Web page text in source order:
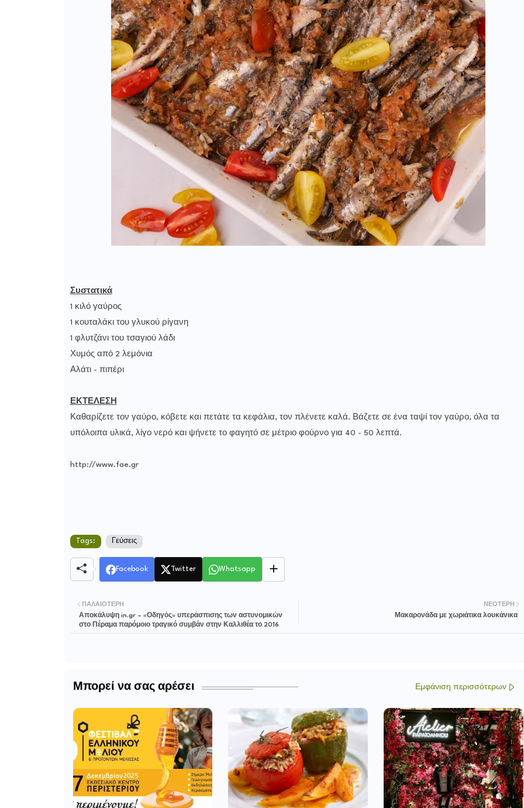
Συστατικά
1 κιλό γαύρος
1 κουταλάκι του γλυκού ρίγανη
1 φλυτζάνι του τσαγιού λάδι
Χυμός από 2 λεμόνια
Αλάτι - πιπέρι
ΕΚΤΕΛΕΣΗ
Καθαρίζετε τον γαύρο, κόβετε και πετάτε τα κεφάλια, τον πλένετε καλά. Βάζετε σε ένα ταψί τον γαύρο, όλα τα
υπόλοιπα υλικά, λίγο νερό και ψήνετε το φαγητό σε μέτριο φούρνο για 40 - 50 λεπτά.
http://www.fae.gr
Tags: Γεύσεις
Facebook Twitter Whatsapp
ΝΕΌΤΕΡΗ
Μακαρονάδα με χωριάτικα λουκάνικα
ΠΑΛΑΙΌΤΕΡΗ
Αποκάλυψη in.gr – «Οδηγός» υπεράσπισης των αστυνομικών
στο Πέραμα παρόμοιο τραγικό συμβάν στην Καλλιθέα το 2016
Μπορεί να σας αρέσει Εμφάνιση περισσότερων